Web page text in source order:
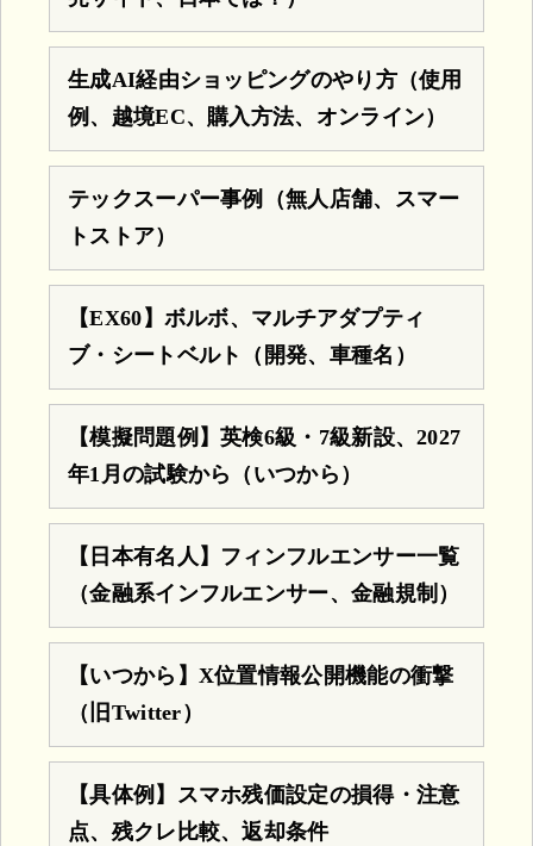
生成AI経由ショッピングのやり方（使用
例、越境EC、購入方法、オンライン）
テックスーパー事例（無人店舗、スマー
トストア）
【EX60】ボルボ、マルチアダプティ
ブ・シートベルト（開発、車種名）
【模擬問題例】英検6級・7級新設、2027
年1月の試験から（いつから）
【日本有名人】フィンフルエンサー一覧
（金融系インフルエンサー、金融規制）
【いつから】X位置情報公開機能の衝撃
（旧Twitter）
【具体例】スマホ残価設定の損得・注意
点、残クレ比較、返却条件